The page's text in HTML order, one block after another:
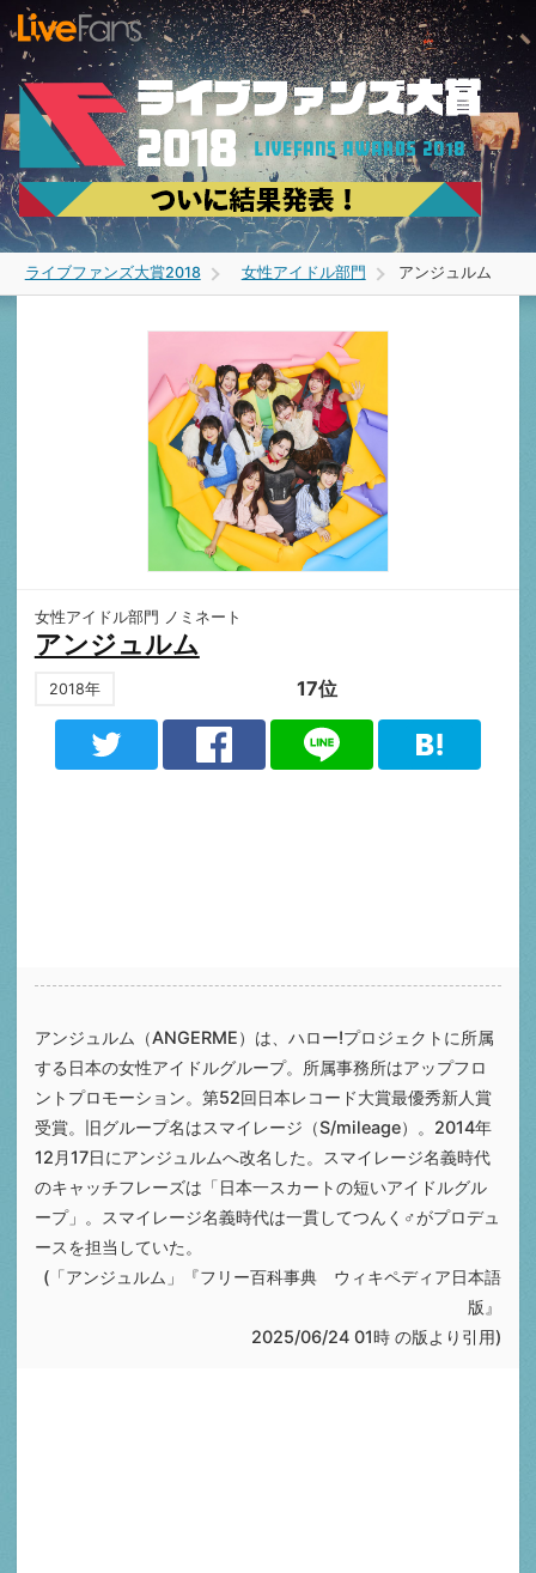
ライブファンズ大賞2018 女性アイドル部門 アンジュルム
女性アイドル部門 ノミネート
アンジュルム
2018年 17位
アンジュルム（ANGERME）は、ハロー!プロジェクトに所属
する日本の女性アイドルグループ。所属事務所はアップフロ
ントプロモーション。第52回日本レコード大賞最優秀新人賞
受賞。旧グループ名はスマイレージ（S/mileage）。2014年
12月17日にアンジュルムへ改名した。スマイレージ名義時代
のキャッチフレーズは「日本一スカートの短いアイドルグル
ープ」。スマイレージ名義時代は一貫してつんく♂がプロデュ
ースを担当していた。
(「アンジュルム」『フリー百科事典 ウィキペディア日本語
版』
2025/06/24 01時 の版より引用)